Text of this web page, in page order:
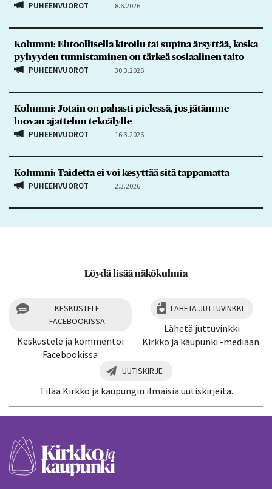
PUHEENVUOROT 8.6.2026
Kolumni: Ehtoollisella kiroilu tai supina ärsyttää, koska
pyhyyden tunnistaminen on tärkeä sosiaalinen taito
PUHEENVUOROT 30.3.2026
Kolumni: Jotain on pahasti pielessä, jos jätämme
luovan ajattelun tekoälylle
PUHEENVUOROT 16.3.2026
Kolumni: Taidetta ei voi kesyttää sitä tappamatta
PUHEENVUOROT 2.3.2026
Löydä lisää näkökulmia
KESKUSTELE
FACEBOOKISSA
Keskustele ja kommentoi
Facebookissa
LÄHETÄ JUTTUVINKKI
Lähetä juttuvinkki
Kirkko ja kaupunki -mediaan.
UUTISKIRJE
Tilaa Kirkko ja kaupungin ilmaisia uutiskirjeitä.